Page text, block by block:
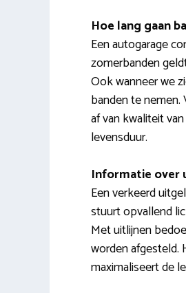
Hoe lang gaan
Een autogarage
zomerbanden
Ook wanneer we
banden te
af van kwaliteit
levensduur.
Informatie over
Een verkeerd
stuurt opvallend
Met uitlijnen
worden afgesteld.
maximaliseert de